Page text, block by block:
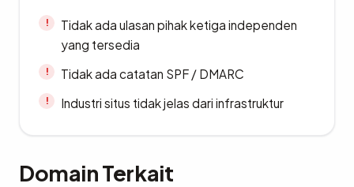
Tidak ada ulasan pihak ketiga independen
yang tersedia
Tidak ada catatan SPF / DMARC
Industri situs tidak jelas dari infrastruktur
Domain Terkait